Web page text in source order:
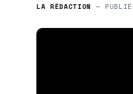
LA RÉDACTION —